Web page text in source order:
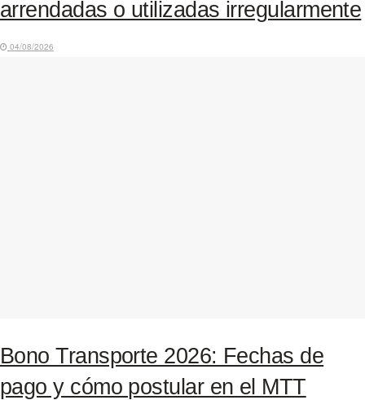
arrendadas o utilizadas irregularmente
04/08/2026
Bono Transporte 2026: Fechas de
pago y cómo postular en el MTT